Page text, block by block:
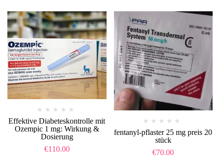
Effektive Diabeteskontrolle mit
Ozempic 1 mg: Wirkung &
Dosierung
€110.00
fentanyl-pflaster 25 mg preis 20
stück​
€70.00